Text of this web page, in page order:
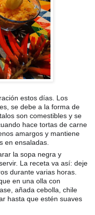
estos días. Los
se debe a la forma de
son comestibles y se
hace tortas de carne
amargos y mantiene
en ensaladas.
la sopa negra y
La receta va así: deje
durante varias horas.
en una olla con
añada cebolla, chile
hasta que estén suaves